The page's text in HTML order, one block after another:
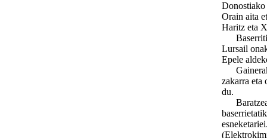
Donostiako
Orain aita
Haritz eta
Baserritik
Lursail
Epele
zakarra eta
du.
Baratzea,